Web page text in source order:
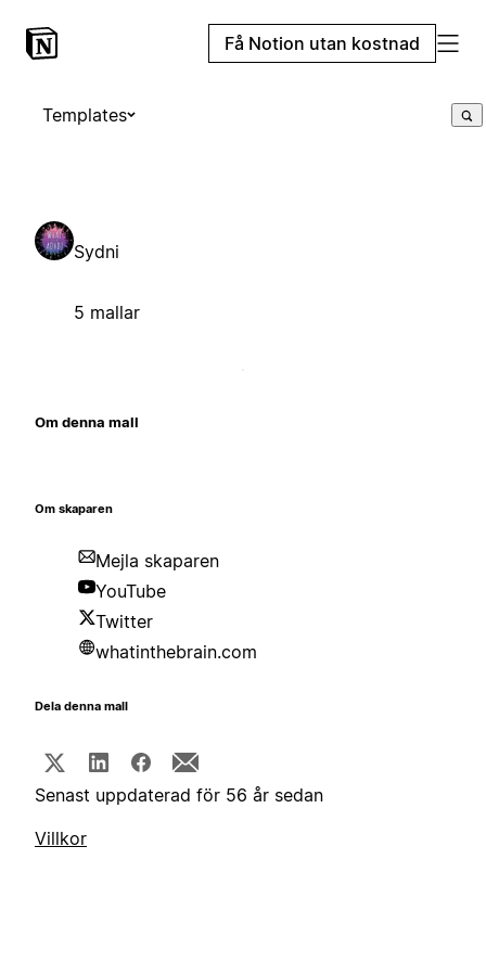
Få Notion utan kostnad
Templates
Sydni
5 mallar
Om denna mall
Om skaparen
Mejla skaparen
YouTube
Twitter
whatinthebrain.com
Dela denna mall
Senast uppdaterad för 56 år sedan
Villkor